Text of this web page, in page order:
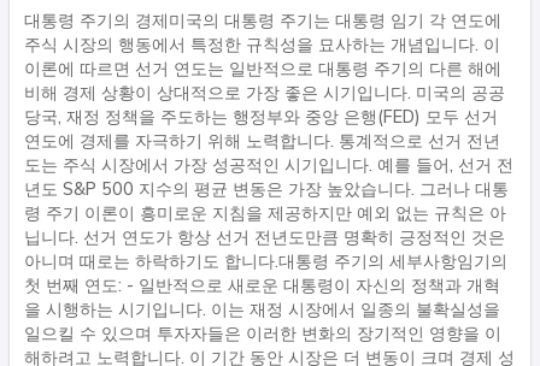
대통령 주기의 경제미국의 대통령 주기는 대통령 임기 각 연도에
주식 시장의 행동에서 특정한 규칙성을 묘사하는 개념입니다. 이
이론에 따르면 선거 연도는 일반적으로 대통령 주기의 다른 해에
비해 경제 상황이 상대적으로 가장 좋은 시기입니다. 미국의 공공
당국, 재정 정책을 주도하는 행정부와 중앙 은행(FED) 모두 선거
연도에 경제를 자극하기 위해 노력합니다. 통계적으로 선거 전년
도는 주식 시장에서 가장 성공적인 시기입니다. 예를 들어, 선거 전
년도 S&P 500 지수의 평균 변동은 가장 높았습니다. 그러나 대통
령 주기 이론이 흥미로운 지침을 제공하지만 예외 없는 규칙은 아
닙니다. 선거 연도가 항상 선거 전년도만큼 명확히 긍정적인 것은
아니며 때로는 하락하기도 합니다.대통령 주기의 세부사항임기의
첫 번째 연도: - 일반적으로 새로운 대통령이 자신의 정책과 개혁
을 시행하는 시기입니다. 이는 재정 시장에서 일종의 불확실성을
일으킬 수 있으며 투자자들은 이러한 변화의 장기적인 영향을 이
해하려고 노력합니다. 이 기간 동안 시장은 더 변동이 크며 경제 성